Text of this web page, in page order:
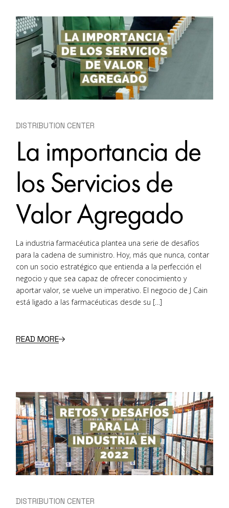
DISTRIBUTION CENTER
La importancia de
los Servicios de
Valor Agregado
La industria farmacéutica plantea una serie de desafíos
para la cadena de suministro. Hoy, más que nunca, contar
con un socio estratégico que entienda a la perfección el
negocio y que sea capaz de ofrecer conocimiento y
aportar valor, se vuelve un imperativo. El negocio de J Cain
está ligado a las farmacéuticas desde su […]
READ MORE
DISTRIBUTION CENTER